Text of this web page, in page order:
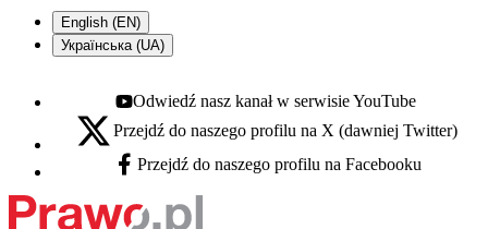
English (EN)
Українська (UA)
Youtube - otwiera się w nowej karcie
Odwiedź nasz kanał w serwisie YouTube
X - otwiera się w nowej karcie
Przejdź do naszego profilu na X (dawniej Twitter)
Facebook - otwiera się w nowej karcie
Przejdź do naszego profilu na Facebooku